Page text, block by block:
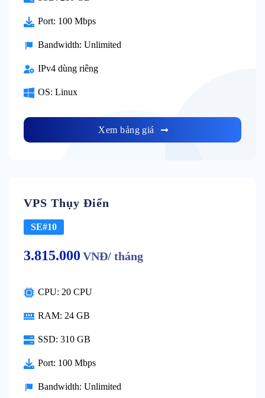
Port: 100 Mbps
Bandwidth: Unlimited
IPv4 dùng riêng
OS: Linux
Xem bảng giá
VPS Thụy Điển
SE#10
3.815.000 VNĐ/ tháng
CPU: 20 CPU
RAM: 24 GB
SSD: 310 GB
Port: 100 Mbps
Bandwidth: Unlimited